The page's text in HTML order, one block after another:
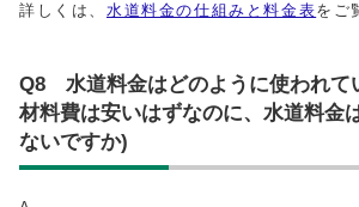
詳しくは、 水道料金の仕組みと料金表をご
Q8 水道料金はどのように使われて
材料費は安いはずなのに、水道料金
ないですか)